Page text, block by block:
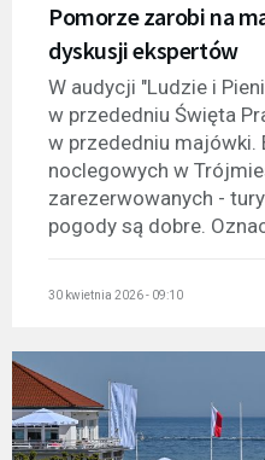
Pomorze zarobi na
dyskusji ekspertów
W audycji "Ludzie i
w przededniu Święta
w przededniu
noclegowych w
zarezerwowanych -
pogody są dobre.
30 kwietnia 2026 - 09:10